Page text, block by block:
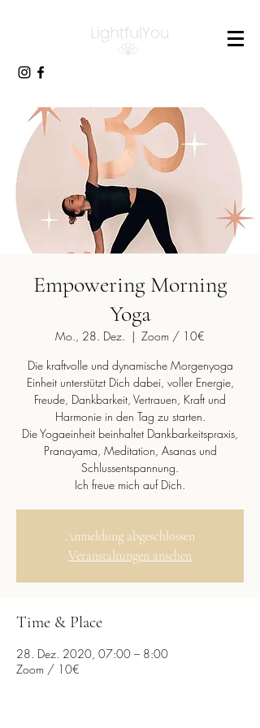
Empowering Morning
Yoga
Mo., 28. Dez.
  |
Zoom / 10€
Die kraftvolle und dynamische Morgenyoga
Einheit unterstützt Dich dabei, voller Energie,
Freude, Dankbarkeit, Vertrauen, Kraft und
Harmonie in den Tag zu starten.
Die Yogaeinheit beinhaltet Dankbarkeitspraxis,
Pranayama, Meditation, Asanas und
Schlussentspannung.
Ich freue mich auf Dich.
Anmeldung abgeschlossen
Veranstaltungen ansehen
Time & Place
28. Dez. 2020, 07:00 – 8:00
Zoom / 10€